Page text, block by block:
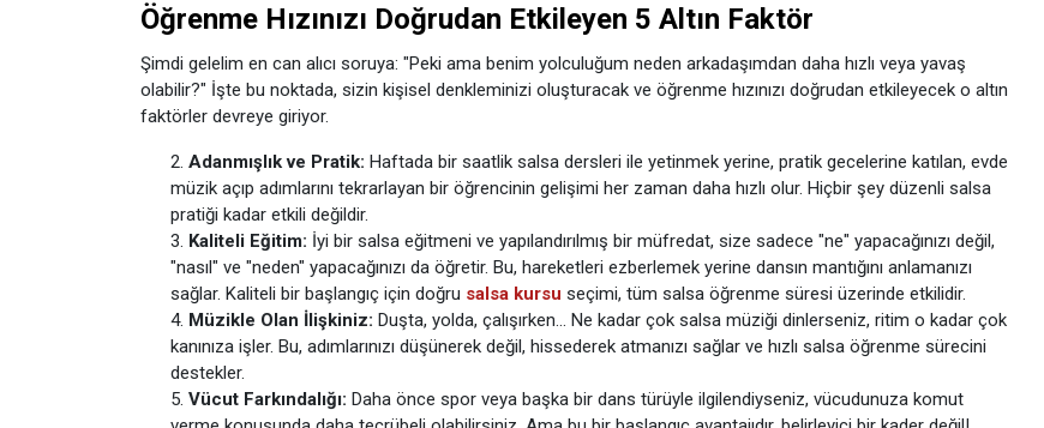
Öğrenme Hızınızı Doğrudan Etkileyen 5 Altın Faktör
Şimdi gelelim en can alıcı soruya: "Peki ama benim yolculuğum neden arkadaşımdan daha hızlı veya yavaş
olabilir?" İşte bu noktada, sizin kişisel denkleminizi oluşturacak ve öğrenme hızınızı doğrudan etkileyecek o altın
faktörler devreye giriyor.
Adanmışlık ve Pratik: Haftada bir saatlik salsa dersleri ile yetinmek yerine, pratik gecelerine katılan, evde
müzik açıp adımlarını tekrarlayan bir öğrencinin gelişimi her zaman daha hızlı olur. Hiçbir şey düzenli salsa
pratiği kadar etkili değildir.
Kaliteli Eğitim: İyi bir salsa eğitmeni ve yapılandırılmış bir müfredat, size sadece "ne" yapacağınızı değil,
"nasıl" ve "neden" yapacağınızı da öğretir. Bu, hareketleri ezberlemek yerine dansın mantığını anlamanızı
sağlar. Kaliteli bir başlangıç için doğru salsa kursu seçimi, tüm salsa öğrenme süresi üzerinde etkilidir.
Müzikle Olan İlişkiniz: Duşta, yolda, çalışırken... Ne kadar çok salsa müziği dinlerseniz, ritim o kadar çok
kanınıza işler. Bu, adımlarınızı düşünerek değil, hissederek atmanızı sağlar ve hızlı salsa öğrenme sürecini
destekler.
Vücut Farkındalığı: Daha önce spor veya başka bir dans türüyle ilgilendiyseniz, vücudunuza komut